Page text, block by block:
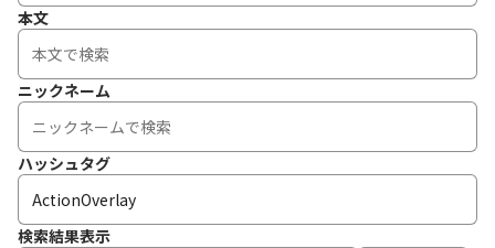
本文
ニックネーム
ハッシュタグ
検索結果表示